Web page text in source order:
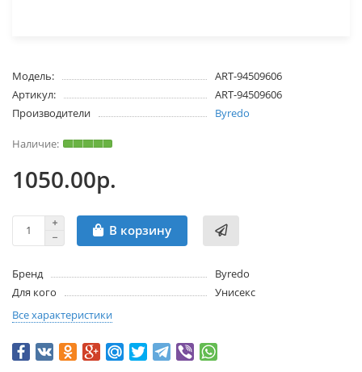
Модель:
ART-94509606
Артикул:
ART-94509606
Производители
Byredo
1050.00р.
В корзину
Бренд
Byredo
Для кого
Унисекс
Все характеристики